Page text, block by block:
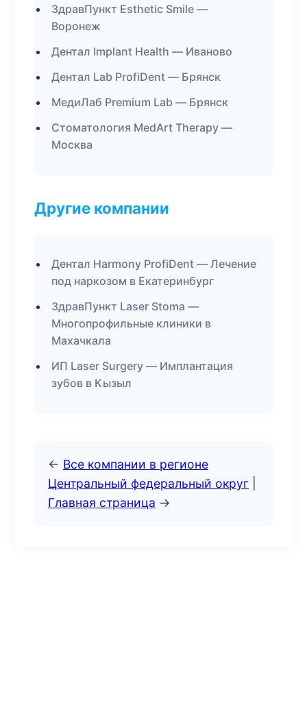
ЗдравПункт Esthetic Smile —
Воронеж
Дентал Implant Health — Иваново
Дентал Lab ProfiDent — Брянск
МедиЛаб Premium Lab — Брянск
Стоматология MedArt Therapy —
Москва
Другие компании
Дентал Harmony ProfiDent — Лечение
под наркозом в Екатеринбург
ЗдравПункт Laser Stoma —
Многопрофильные клиники в
Махачкала
ИП Laser Surgery — Имплантация
зубов в Кызыл
← Все компании в регионе
Центральный федеральный округ
Главная страница →